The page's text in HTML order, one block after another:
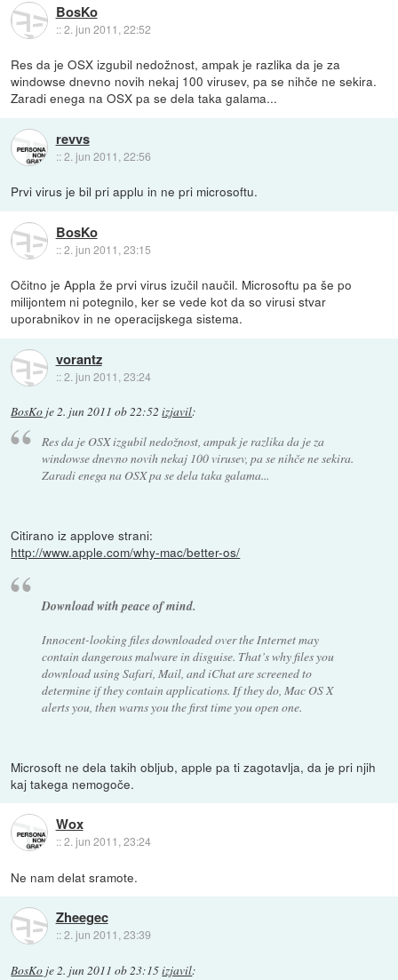
BosKo
::2. jun 2011, 22:52
Res da je OSX izgubil nedožnost, ampak je razlika da je za
windowse dnevno novih nekaj 100 virusev, pa se nihče ne sekira.
Zaradi enega na OSX pa se dela taka galama...
revvs
::2. jun 2011, 22:56
Prvi virus je bil pri applu in ne pri microsoftu.
BosKo
::2. jun 2011, 23:15
Očitno je Appla že prvi virus izučil naučil. Microsoftu pa še po
milijontem ni potegnilo, ker se vede kot da so virusi stvar
uporabnikov in ne operacijskega sistema.
vorantz
::2. jun 2011, 23:24
BosKo je2. jun 2011 ob 22:52 izjavil:
Res da je OSX izgubil nedožnost, ampak je razlika da je za
windowse dnevno novih nekaj 100 virusev, pa se nihče ne sekira.
Zaradi enega na OSX pa se dela taka galama...
Citirano iz applove strani:
http://www.apple.com/why-mac/better-os/
Download with peace of mind.
Innocent-looking files downloaded over the Internet may
contain dangerous malware in disguise. That’s why files you
download using Safari, Mail, and iChat are screened to
determine if they contain applications. If they do, Mac OS X
alerts you, then warns you the first time you open one.
Microsoft ne dela takih obljub, apple pa ti zagotavlja, da je pri njih
kaj takega nemogoče.
Wox
::2. jun 2011, 23:24
Ne nam delat sramote.
Zheegec
::2. jun 2011, 23:39
BosKo je2. jun 2011 ob 23:15izjavil: